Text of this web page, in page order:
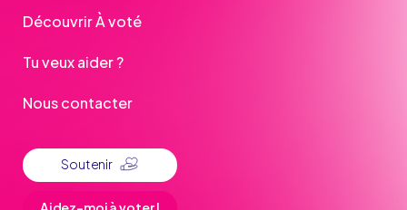
Découvrir À voté
Tu veux aider ?
Nous contacter
Soutenir